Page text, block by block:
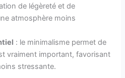
de légèreté et de
atmosphère moins
: le minimalisme permet de
vraiment important, favorisant
stressante.